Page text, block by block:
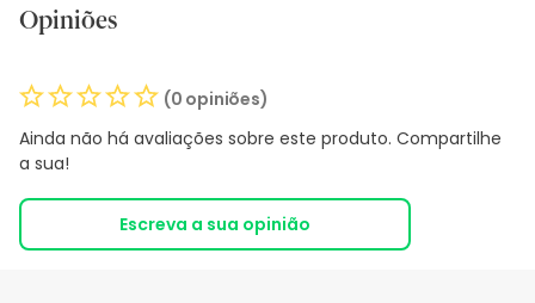
Opiniões
(0 opiniões)
Ainda não há avaliações sobre este produto. Compartilhe
a sua!
Escreva a sua opinião